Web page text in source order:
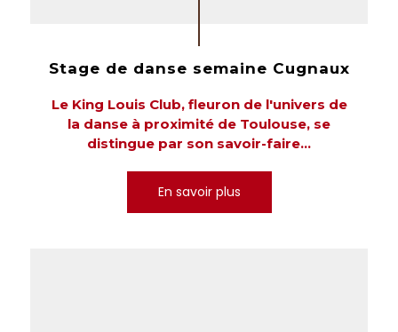
Stage de danse semaine Cugnaux
Le King Louis Club, fleuron de l'univers de
la danse à proximité de Toulouse, se
distingue par son savoir-faire...
En savoir plus